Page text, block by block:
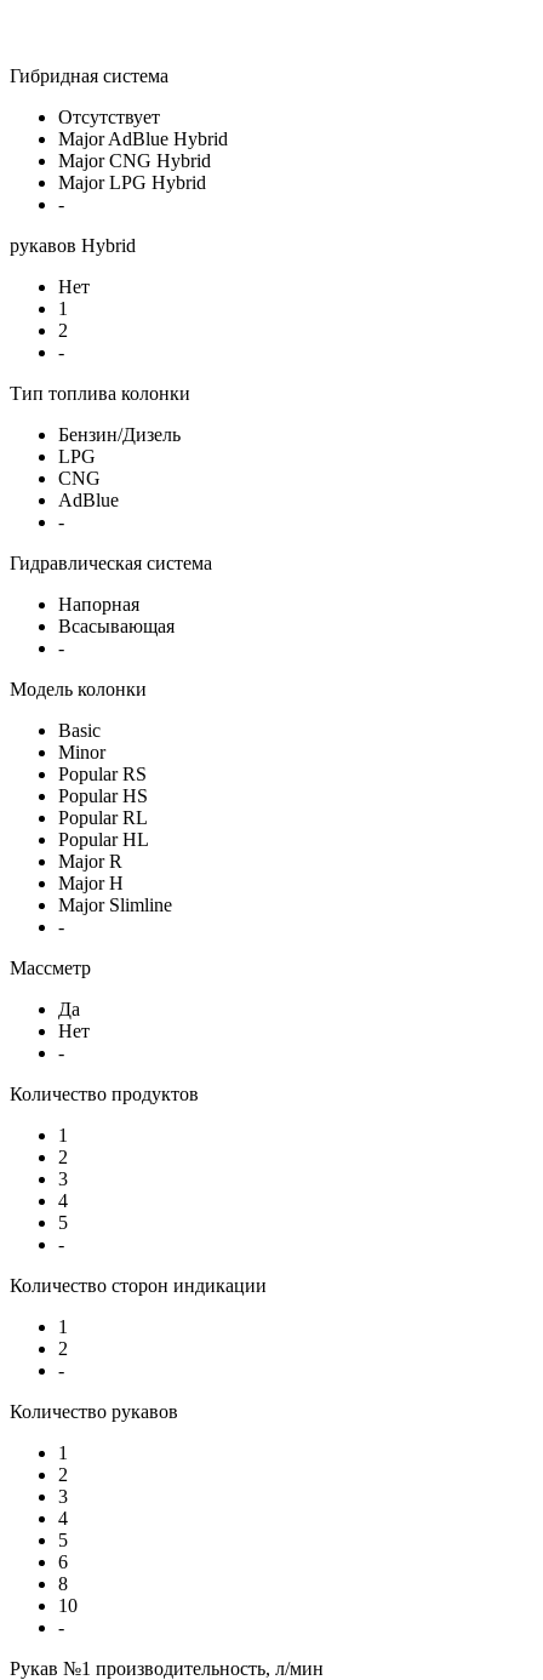
Гибридная система
Отсутствует
Major AdBlue Hybrid
Major CNG Hybrid
Major LPG Hybrid
-
рукавов Hybrid
Нет
1
2
-
Тип топлива колонки
Бензин/Дизель
LPG
CNG
AdBlue
-
Гидравлическая система
Напорная
Всасывающая
-
Модель колонки
Basic
Minor
Popular RS
Popular HS
Popular RL
Popular HL
Major R
Major H
Major Slimline
-
Массметр
Да
Нет
-
Количество продуктов
1
2
3
4
5
-
Количество сторон индикации
1
2
-
Количество рукавов
1
2
3
4
5
6
8
10
-
Рукав №1 производительность, л/мин